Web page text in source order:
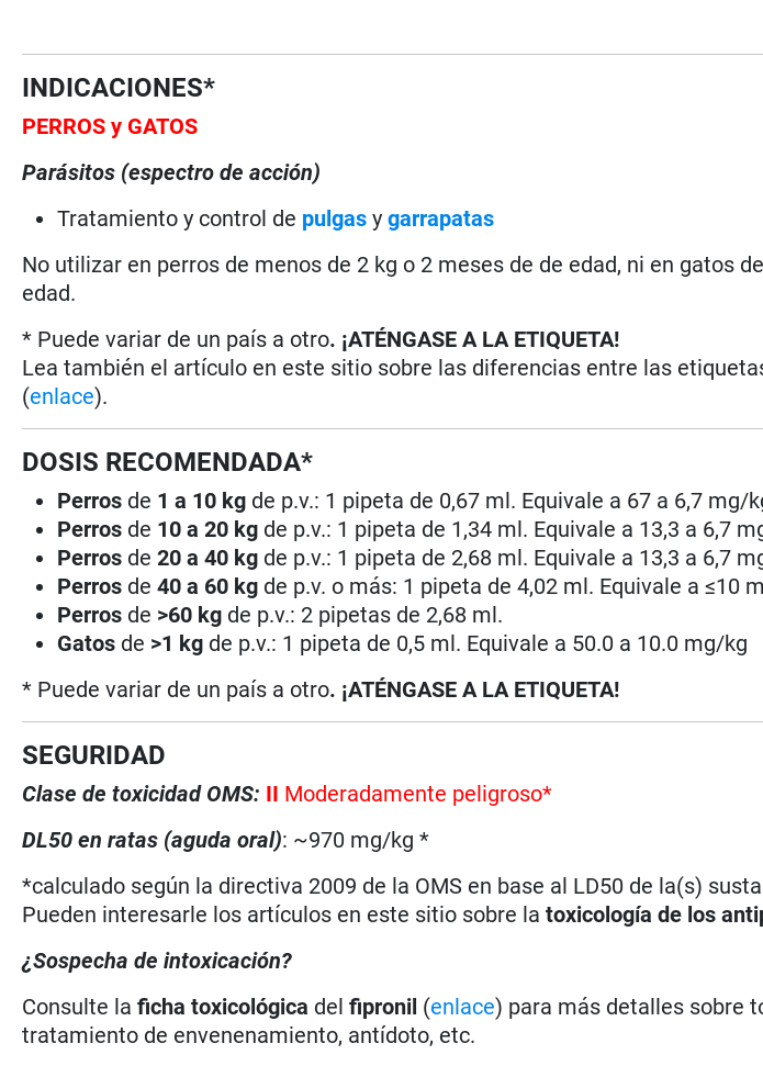
INDICACIONES*
PERROS y GATOS
Parásitos (espectro de acción)
Tratamiento y control de pulgas ygarrapatas
No utilizar en perros de menos de 2 kg o 2 meses de de edad, ni en gatos
edad.
* Puede variar de un país a otro. ¡ATÉNGASE A LA ETIQUETA!
Lea también el artículo en este sitio sobre las diferencias entre las
(enlace).
DOSIS RECOMENDADA*
Perros de 1 a 10 kg de p.v.: 1 pipeta de 0,67 ml. Equivale a 67 a 6,7 mg/
Perros de 10 a 20 kg de p.v.: 1 pipeta de 1,34 ml. Equivale a 13,3 a 6,7
Perros de20 a 40 kg de p.v.: 1 pipeta de 2,68 ml. Equivale a 13,3 a 6,7
Perros de40 a 60 kg de p.v. o más: 1 pipeta de 4,02 ml. Equivale a ≤10
Perros de >60 kg de p.v.: 2 pipetas de 2,68 ml.
Gatos de >1 kg de p.v.: 1 pipeta de 0,5 ml. Equivale a 50.0 a 10.0 mg/kg
* Puede variar de un país a otro. ¡ATÉNGASE A LA ETIQUETA!
SEGURIDAD
Clase de toxicidad OMS: II Moderadamente peligroso*
DL50 en ratas (aguda oral): ~970 mg/kg *
*calculado según la directiva 2009 de la OMS en base al LD50 de la(s)
Pueden interesarle los artículos en este sitio sobre la toxicología de los
¿Sospecha de intoxicación?
Consulte laficha toxicológica delfipronil (enlace) para más detalles sobre
tratamiento de envenenamiento, antídoto, etc.